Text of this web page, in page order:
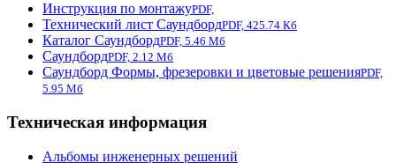
Инструкция по монтажуPDF,
Технический лист СаундбордPDF, 425.74 Кб
Каталог СаундбордPDF, 5.46 Мб
СаундбордPDF, 2.12 Мб
Саундборд Формы, фрезеровки и цветовые решенияPDF,
5.95 Мб
Техническая информация
Альбомы инженерных решений